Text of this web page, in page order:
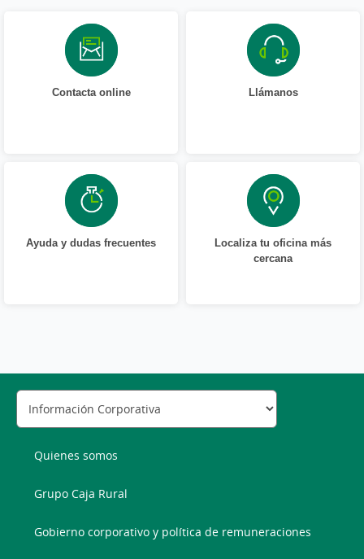
Contacta online Llámanos
Ayuda y dudas frecuentes
Localiza tu oficina más
cercana
Quienes somos
Grupo Caja Rural
Gobierno corporativo y política de remuneraciones